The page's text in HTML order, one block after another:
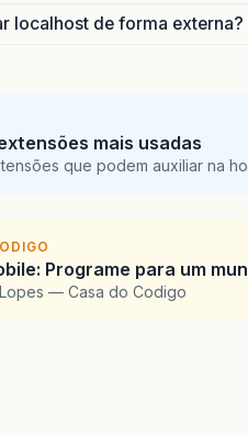
localhost de forma externa?
mais usadas
que podem auxiliar na
Programe para um
— Casa do Codigo